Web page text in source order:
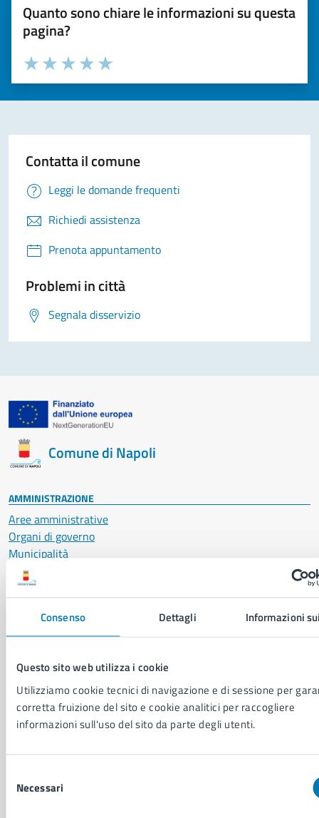
Consenso Dettagli Informazioni
Questo sito web utilizza i cookie
Utilizziamo cookie tecnici di navigazione e di sessione per
corretta fruizione del sito e cookie analitici per raccogliere
informazioni sull'uso del sito da parte degli utenti.
delNecessari
Quanto sono chiare le informazioni su questa
pagina?
Valuta la chiarezza delle informazioni (da 1 a 5 stelle)
Seleziona il numero di stelle per valutare la chiarezza delle
Valuta 5 stelle su 5
Valuta 4 stelle su 5
Valuta 3 stelle su 5
Valuta 2 stelle su 5
Valuta 1 stelle su 5
Contatta il comune
Leggi le domande frequenti
Richiedi assistenza
Prenota appuntamento
Problemi in città
Segnala disservizio
Comune di Napoli
AMMINISTRAZIONE
Aree amministrative
Organi di governo
Municipalità
Uffici
Enti e fondazioni
Personale amministrativo
Documenti e dati
CATEGORIE DI SERVIZIO
Ambiente
Documenti e certificati